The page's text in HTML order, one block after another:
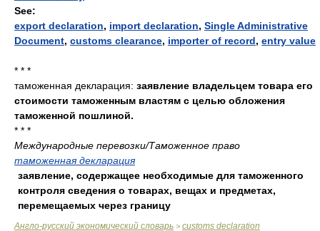
See:
export declaration, import declaration, Single Administrative
Document, customs clearance, importer of record, entry value
* * *
таможенная декларация: заявление владельцем товара его
стоимости таможенным властям с целью обложения
таможенной пошлиной.
* * *
Международные перевозки/Таможенное право
таможенная декларация
заявление, содержащее необходимые для таможенного
контроля сведения о товарах, вещах и предметах,
перемещаемых через границу
Англо-русский экономический словарь > customs declaration